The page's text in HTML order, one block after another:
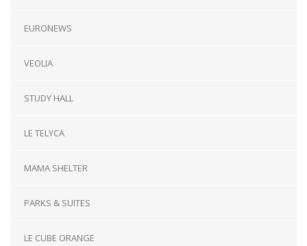
EURONEWS
VEOLIA
STUDY HALL
LE TELYCA
MAMA SHELTER
PARKS & SUITES
LE CUBE ORANGE